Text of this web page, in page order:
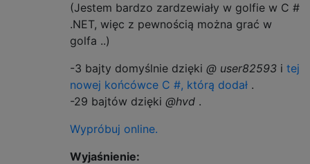
(Jestem bardzo zardzewiały w golfie w C #
.NET, więc z pewnością można grać w
golfa ..)
-3 bajty domyślnie dzięki @ user82593 i tej
nowej końcówce C #, którą dodał .
-29 bajtów dzięki @hvd .
Wypróbuj online.
Wyjaśnienie: